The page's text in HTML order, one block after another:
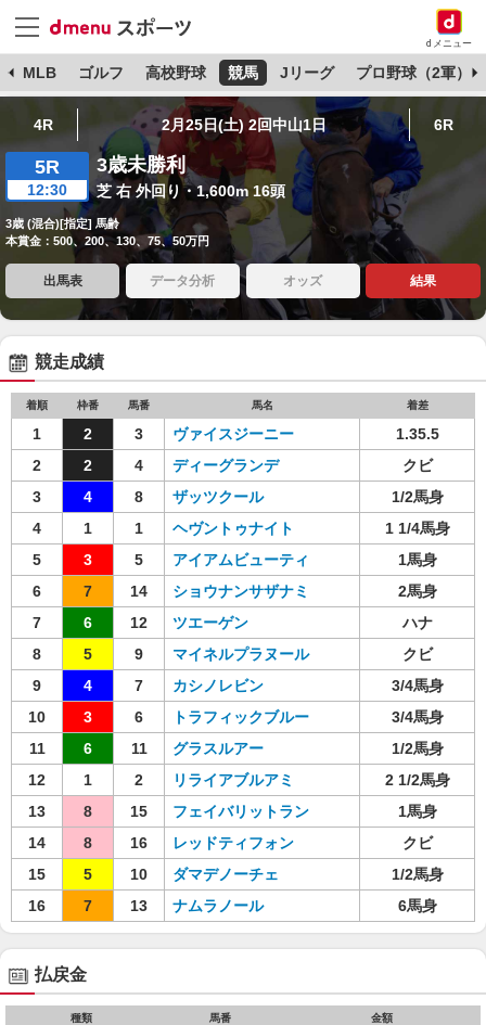
dメニュー
MLB ゴルフ 高校野球 競馬 Jリーグ プロ野球（2軍）
4R 2月25日(土) 2回中山1日 6R
5R
12:30
3歳未勝利
芝 右 外回り・1,600m 16頭
3歳 (混合)[指定] 馬齢
本賞金：500、200、130、75、50万円
出馬表 データ分析 オッズ 結果
競走成績
着順 枠番 馬番 馬名 着差
1 2 3 ヴァイスジーニー
1.35.5
2
2 4 ディーグランデ
クビ
3
4 8 ザッツクール
1/2馬身
4
1 1 ヘヴントゥナイト
1 1/4馬身
5
3 5 アイアムビューティ
1馬身
6
7 14 ショウナンサザナミ
2馬身
7
6 12 ツエーゲン
ハナ
8
5 9 マイネルプラヌール
クビ
9
4 7 カシノレビン
3/4馬身
10
3 6 トラフィックブルー
3/4馬身
11
6 11 グラスルアー
1/2馬身
12
1 2 リライアブルアミ
2 1/2馬身
13
8 15 フェイバリットラン
1馬身
14
8 16 レッドティフォン
クビ
15
5 10 ダマデノーチェ
1/2馬身
16
7 13 ナムラノール 6馬身
払戻金
種類 馬番 金額